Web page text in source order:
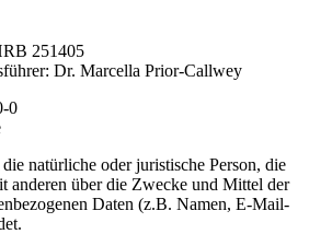
251405
Dr. Marcella Prior-Callwey
0
natürliche oder juristische Person, die
anderen über die Zwecke und Mittel der
Daten (z.B. Namen, E-Mail-